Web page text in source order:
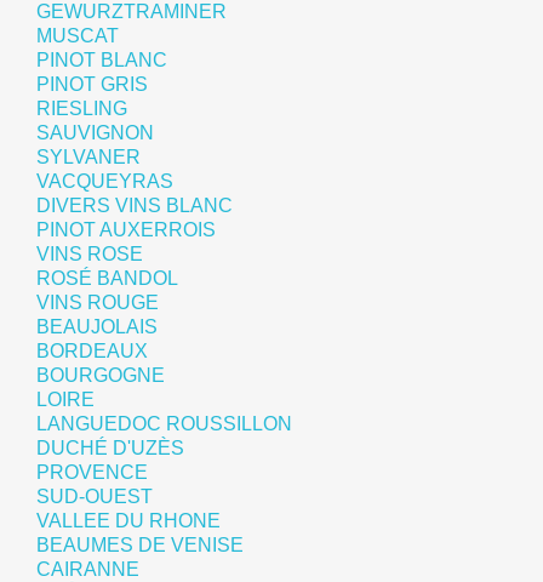
GEWURZTRAMINER
MUSCAT
PINOT BLANC
PINOT GRIS
RIESLING
SAUVIGNON
SYLVANER
VACQUEYRAS
DIVERS VINS BLANC
PINOT AUXERROIS
VINS ROSE
ROSÉ BANDOL
VINS ROUGE
BEAUJOLAIS
BORDEAUX
BOURGOGNE
LOIRE
LANGUEDOC ROUSSILLON
DUCHÉ D'UZÈS
PROVENCE
SUD-OUEST
VALLEE DU RHONE
BEAUMES DE VENISE
CAIRANNE